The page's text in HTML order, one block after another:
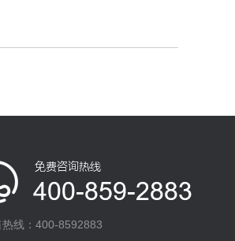
热线：400-8592883